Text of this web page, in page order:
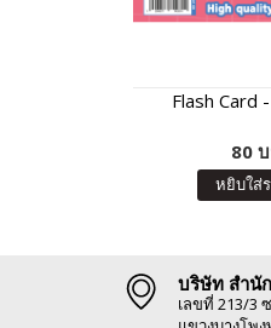
Flash Card
80
หยิบใส่
บริษัท สำนั
เลขที่ 213/3